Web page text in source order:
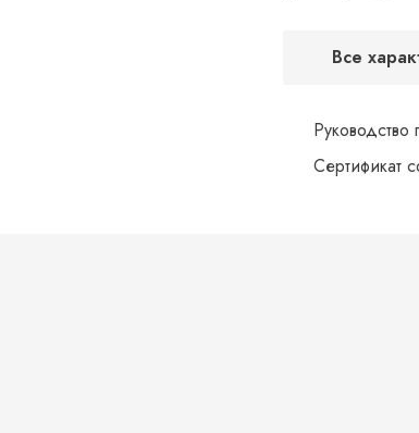
Все
Руководство
Сертификат